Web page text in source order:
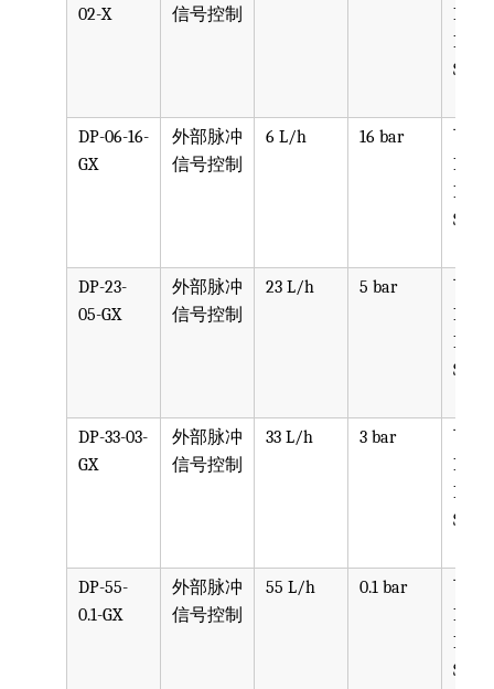
02-X
信号控制
PPV,
PVDF,
SST,
DP-06-16-
GX
外部脉冲
信号控制
6 L/h 16 bar
可选
PPV,
PVDF,
SST,
DP-23-
05-GX
外部脉冲
信号控制
23 L/h 5 bar
可选
PPV,
PVDF,
SST,
DP-33-03-
GX
外部脉冲
信号控制
33 L/h 3 bar
可选
PPV,
PVDF,
SST,
DP-55-
0.1-GX
外部脉冲
信号控制
55 L/h 0.1 bar
可选
PPV,
PVDF,
SST,